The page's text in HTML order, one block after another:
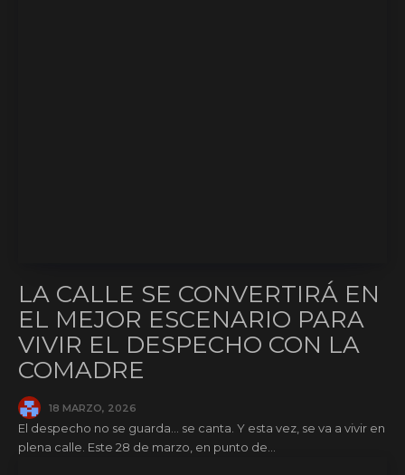
LA CALLE SE CONVERTIRÁ EN
EL MEJOR ESCENARIO PARA
VIVIR EL DESPECHO CON LA
COMADRE
18 MARZO, 2026
El despecho no se guarda… se canta. Y esta vez, se va a vivir en
plena calle. Este 28 de marzo, en punto de...